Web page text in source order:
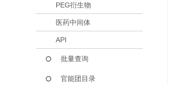
PEG衍生物
医药中间体
API
批量查询
官能团目录